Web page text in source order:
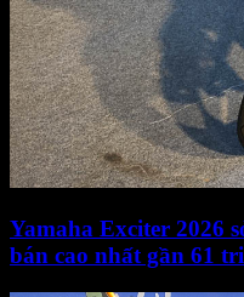
Yamaha Exciter 2026
bán cao nhất gần 61